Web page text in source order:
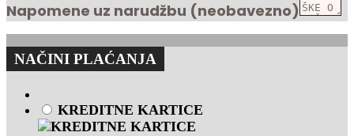
Napomene uz narudžbu (neobavezno)
NAČINI PLAĆANJA
KREDITNE KARTICE